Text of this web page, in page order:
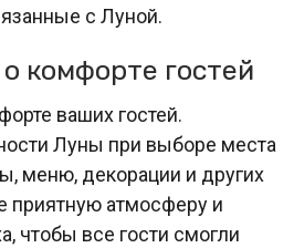
с Луной.
комфорте гостей
ваших гостей.
Луны при выборе места
меню, декорации и других
приятную атмосферу и
чтобы все гости смогли